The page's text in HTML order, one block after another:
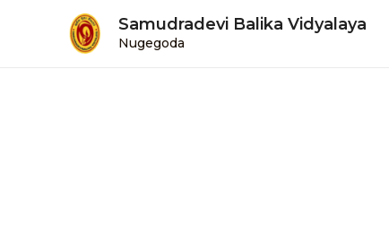
Samudradevi Balika Vidyalaya
Nugegoda